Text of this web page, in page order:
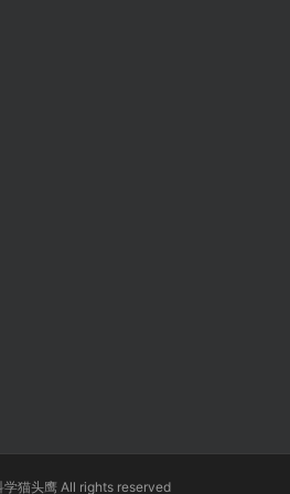
猫头鹰 All rights reserved